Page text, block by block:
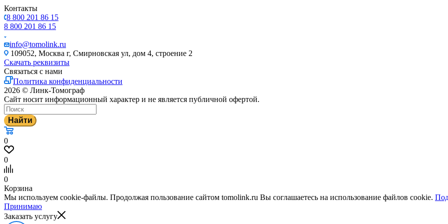
Контакты
8 800 201 86 15
8 800 201 86 15
info@tomolink.ru
109052, Москва г, Смирновская ул, дом 4, строение 2
Скачать реквизиты
Связаться с нами
Политика конфиденциальности
2026 © Линк-Томограф
Сайт носит информационный характер и не является публичной офертой.
Найти
0
0
0
Корзина
Мы используем cookie-файлы. Продолжая пользование сайтом tomolink.ru Вы соглашаетесь на использование файлов cookie.
Принимаю
Заказать услугу